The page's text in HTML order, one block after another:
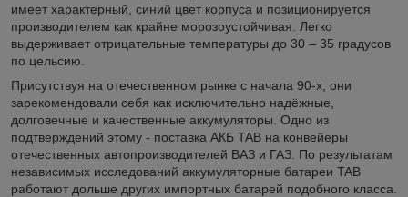
имеет характерный, синий цвет корпуса и позиционируется
производителем как крайне морозоустойчивая. Легко
выдерживает отрицательные температуры до 30 – 35 градусов
по цельсию.
Присутствуя на отечественном рынке с начала 90-х, они
зарекомендовали себя как исключительно надёжные,
долговечные и качественные аккумуляторы. Одно из
подтверждений этому - поставка АКБ TAB на конвейеры
отечественных автопроизводителей ВАЗ и ГАЗ. По результатам
независимых исследований аккумуляторные батареи TAB
работают дольше других импортных батарей подобного класса.